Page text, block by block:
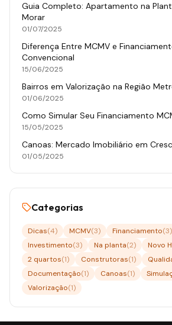
Guia Completo: Apartamento na
Morar
01/07/2025
Diferença Entre MCMV e
Convencional
15/06/2025
Bairros em Valorização na Região
01/06/2025
Como Simular Seu Financiamento
15/05/2025
Canoas: Mercado Imobiliário em
01/05/2025
Categorias
Dicas(4) MCMV(3) Financiamento(3)
Investimento(3) Na planta(2) Novo
2 quartos(1) Construtoras(1)
Documentação(1) Canoas(1)
Valorização(1)